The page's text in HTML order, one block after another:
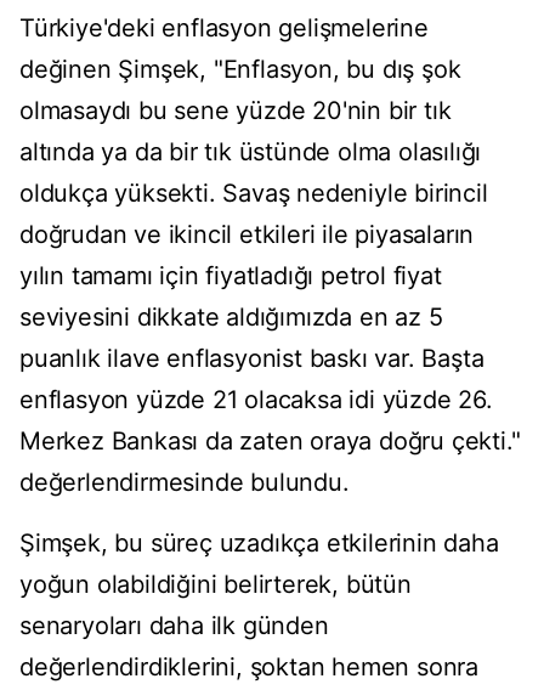
Türkiye'deki enflasyon gelişmelerine
değinen Şimşek, "Enflasyon, bu dış şok
olmasaydı bu sene yüzde 20'nin bir tık
altında ya da bir tık üstünde olma olasılığı
oldukça yüksekti. Savaş nedeniyle birincil
doğrudan ve ikincil etkileri ile piyasaların
yılın tamamı için fiyatladığı petrol fiyat
seviyesini dikkate aldığımızda en az 5
puanlık ilave enflasyonist baskı var. Başta
enflasyon yüzde 21 olacaksa idi yüzde 26.
Merkez Bankası da zaten oraya doğru çekti."
değerlendirmesinde bulundu.
Şimşek, bu süreç uzadıkça etkilerinin daha
yoğun olabildiğini belirterek, bütün
senaryoları daha ilk günden
değerlendirdiklerini, şoktan hemen sonra